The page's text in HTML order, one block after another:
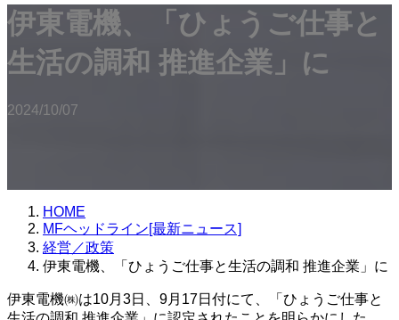
伊東電機、「ひょうご仕事と
生活の調和 推進企業」に
2024/10/07
HOME
MFヘッドライン[最新ニュース]
経営／政策
伊東電機、「ひょうご仕事と生活の調和 推進企業」に
伊東電機㈱は10月3日、9月17日付にて、「ひょうご仕事と